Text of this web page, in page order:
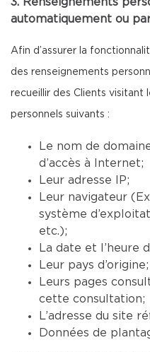
automatiquement ou
Afin d’assurer la
des renseignements
recueillir des Clients visitant
personnels suivants :
Le nom de
d’accès à Internet;
Leur adresse IP;
Leur navigateur
système
etc.);
La date et l’heure
Leur pays d’origine;
Leurs pages
cette consultation;
L’adresse du site
Données de